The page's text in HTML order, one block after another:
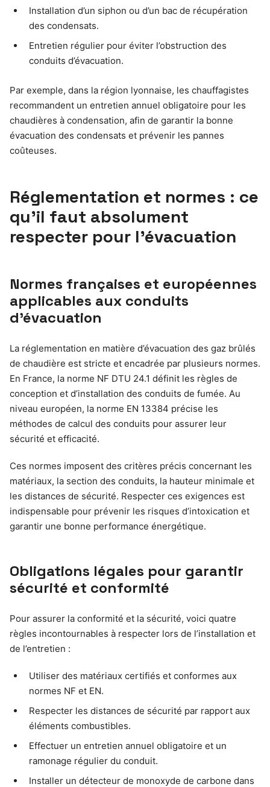
Installation d’un siphon ou d’un bac de récupération
des condensats.
Entretien régulier pour éviter l’obstruction des
conduits d’évacuation.
Par exemple, dans la région lyonnaise, les chauffagistes
recommandent un entretien annuel obligatoire pour les
chaudières à condensation, afin de garantir la bonne
évacuation des condensats et prévenir les pannes
coûteuses.
Réglementation et normes : ce
qu’il faut absolument
respecter pour l’évacuation
Normes françaises et européennes
applicables aux conduits
d’évacuation
La réglementation en matière d’évacuation des gaz brûlés
de chaudière est stricte et encadrée par plusieurs normes.
En France, la norme NF DTU 24.1 définit les règles de
conception et d’installation des conduits de fumée. Au
niveau européen, la norme EN 13384 précise les
méthodes de calcul des conduits pour assurer leur
sécurité et efficacité.
Ces normes imposent des critères précis concernant les
matériaux, la section des conduits, la hauteur minimale et
les distances de sécurité. Respecter ces exigences est
indispensable pour prévenir les risques d’intoxication et
garantir une bonne performance énergétique.
Obligations légales pour garantir
sécurité et conformité
Pour assurer la conformité et la sécurité, voici quatre
règles incontournables à respecter lors de l’installation et
de l’entretien :
Utiliser des matériaux certifiés et conformes aux
normes NF et EN.
Respecter les distances de sécurité par rapport aux
éléments combustibles.
Effectuer un entretien annuel obligatoire et un
ramonage régulier du conduit.
Installer un détecteur de monoxyde de carbone dans